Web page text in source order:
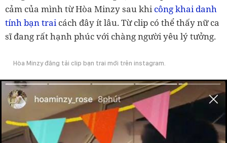
cảm của mình từ Hòa Minzy sau khicông khai danh
tính bạn traicách đây ít lâu. Từ clip có thể thấy nữ ca
sĩ đang rất hạnh phúc với chàng người yêu lý tưởng.
Hòa Minzy đăng tải clip bạn trai mới trên instagram.